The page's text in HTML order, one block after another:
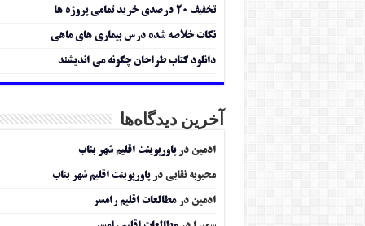
تخفیف ۲۰ درصدی خرید تمامی پروژه ها
نکات خلاصه شده درس بیماری های ماهی
دانلود کتاب طراحان چگونه می اندیشند
آخرین دیدگاه‌ها
ادمین درپاورپوینت اقلیم شهر بناب
محبوبه نقابی درپاورپوینت اقلیم شهر بناب
ادمین درمطالعات اقلیم رامسر